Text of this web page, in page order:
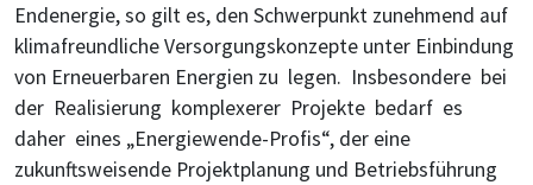
Endenergie, so gilt es, den Schwerpunkt zunehmend auf
klimafreundliche Versorgungskonzepte unter Einbindung
von Erneuerbaren Energien zu legen. Insbesondere bei
der Realisierung komplexerer Projekte bedarf es
daher eines „Energiewende-Profis“, der eine
zukunftsweisende Projektplanung und Betriebsführung